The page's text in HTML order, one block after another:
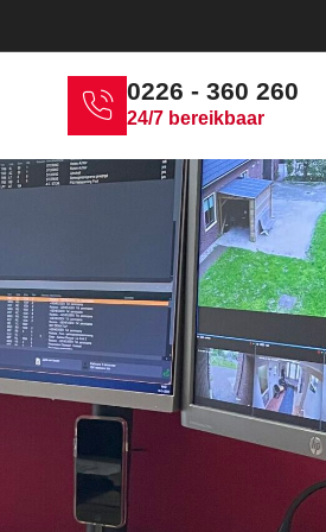
0226 - 360 260
24/7 bereikbaar